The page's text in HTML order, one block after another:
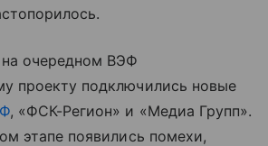
очередном ВЭФ
проекту подключились новые
, «ФСК-Регион» и «Медиа Групп».
этапе появились помехи,